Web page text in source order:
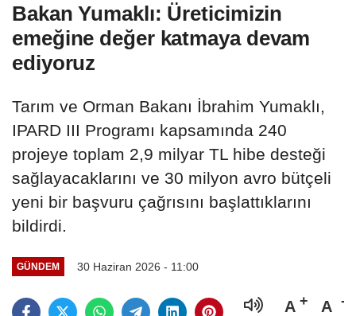
Bakan Yumaklı: Üreticimizin
emeğine değer katmaya devam
ediyoruz
Tarım ve Orman Bakanı İbrahim Yumaklı,
IPARD III Programı kapsamında 240
projeye toplam 2,9 milyar TL hibe desteği
sağlayacaklarını ve 30 milyon avro bütçeli
yeni bir başvuru çağrısını başlattıklarını
bildirdi.
GÜNDEM 30 Haziran 2026 - 11:00
A A